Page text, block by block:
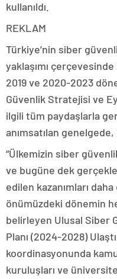
kullanıldı.
REKLAM
Türkiye’nin siber
yaklaşımı
2019 ve 2020-2023
Güvenlik Stratejisi ve
ilgili tüm paydaşlarla
anımsatılan
“Ülkemizin siber
ve bugüne dek
edilen kazanımları
önümüzdeki dönemin
belirleyen Ulusal Siber
Planı (2024-2028)
koordinasyonunda
kuruluşları ve